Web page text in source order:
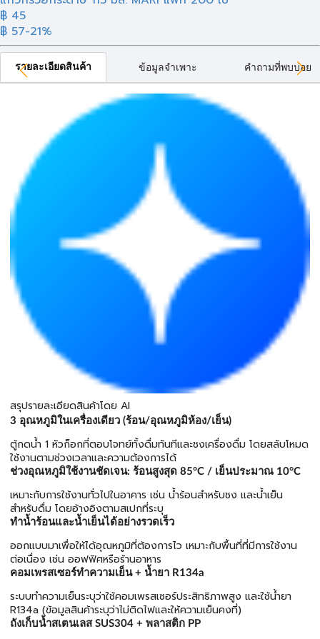
฿ 45
฿ 57-21%
รายละเอียดสินค้า ข้อมูลจำเพาะ คำถามที่พบบ่อย
สรุปรายละเอียดสินค้าโดย AI
3 อุณหภูมิในเครื่องเดียว (ร้อน/อุณหภูมิห้อง/เย็น)
ตู้กดน้ำ 1 หัวก็อกที่ตอบโจทย์ทั้งดื่มทันทีและชงเครื่องดื่ม โดยสลับโหมด
ใช้งานตามช่วงเวลาและความต้องการได้
ช่วงอุณหภูมิใช้งานชัดเจน: ร้อนสูงสุด 85°C / เย็นประมาณ 10°C
เหมาะกับการใช้งานทั่วไปในอาคาร เช่น น้ำร้อนสำหรับชง และน้ำเย็น
สำหรับดื่ม โดยอ้างอิงตามสเปกที่ระบุ
ทำน้ำร้อนและน้ำเย็นได้อย่างรวดเร็ว
ออกแบบมาเพื่อให้ได้อุณหภูมิที่ต้องการไว เหมาะกับพื้นที่ที่มีการใช้งาน
ต่อเนื่อง เช่น ออฟฟิศหรือร้านอาหาร
คอมเพรสเซอร์ทำความเย็น + น้ำยา R134a
ระบบทำความเย็นระบุว่าใช้คอมเพรสเซอร์ประสิทธิภาพสูง และใช้น้ำยา
R134a (ข้อมูลสินค้าระบุว่าไม่ติดไฟและให้ความเย็นคงที่)
ถังเก็บน้ำสเตนเลส SUS304 + พลาสติก PP